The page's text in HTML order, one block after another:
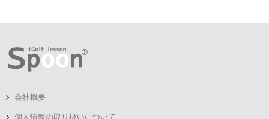
会社概要
個人情報の取り扱いについて